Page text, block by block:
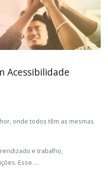
Acessibilidade
onde todos têm as mesmas
e trabalho,
Esse …